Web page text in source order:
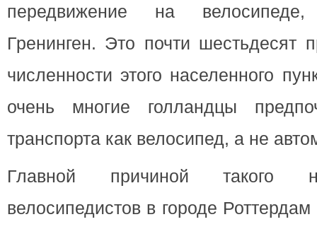
передвижение на
Гренинген. Это почти шестьдесят
численности этого населенного
очень многие голландцы
транспорта как велосипед, а не
Главной причиной такого
велосипедистов в городе